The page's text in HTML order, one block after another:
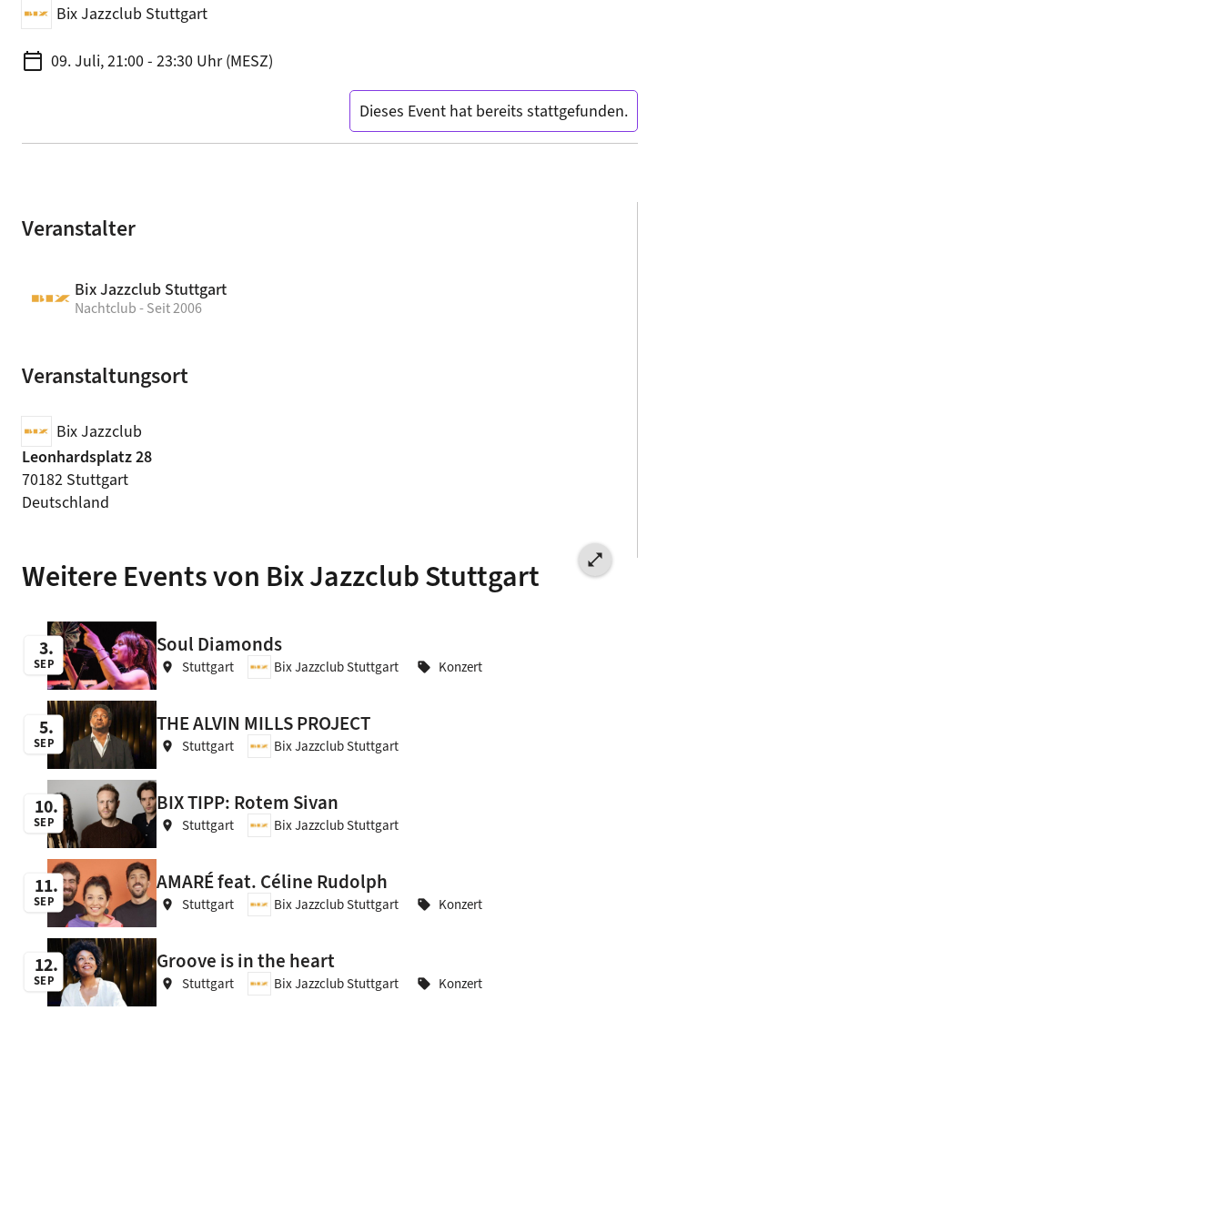
Bix Jazzclub Stuttgart
calendar_today 09. Juli, 21:00 - 23:30 Uhr (MESZ)
Dieses Event hat bereits stattgefunden.
Veranstalter
Bix Jazzclub Stuttgart
Nachtclub - Seit 2006
Veranstaltungsort
Bix Jazzclub
Leonhardsplatz 28
70182 Stuttgart
Deutschland
open_in_full
Weitere Events von Bix Jazzclub Stuttgart
3
SEP
Soul Diamonds
location_on Stuttgart Bix Jazzclub Stuttgart sell Konzert
5
SEP
THE ALVIN MILLS PROJECT
location_on Stuttgart Bix Jazzclub Stuttgart
10
SEP
BIX TIPP: Rotem Sivan
location_on Stuttgart Bix Jazzclub Stuttgart
11
SEP
AMARÉ feat. Céline Rudolph
location_on Stuttgart Bix Jazzclub Stuttgart sell Konzert
12
SEP
Groove is in the heart
location_on Stuttgart Bix Jazzclub Stuttgart sell Konzert